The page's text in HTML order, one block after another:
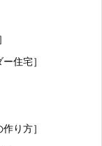
住宅］
り方］